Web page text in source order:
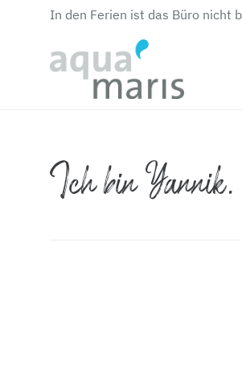
In den Ferien ist das Büro nicht
Ich bin Yannik.